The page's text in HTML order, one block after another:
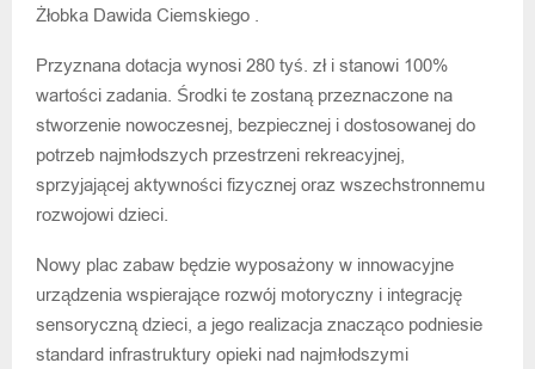
Żłobka Dawida Ciemskiego .
Przyznana dotacja wynosi 280 tyś. zł i stanowi 100%
wartości zadania. Środki te zostaną przeznaczone na
stworzenie nowoczesnej, bezpiecznej i dostosowanej do
potrzeb najmłodszych przestrzeni rekreacyjnej,
sprzyjającej aktywności fizycznej oraz wszechstronnemu
rozwojowi dzieci.
Nowy plac zabaw będzie wyposażony w innowacyjne
urządzenia wspierające rozwój motoryczny i integrację
sensoryczną dzieci, a jego realizacja znacząco podniesie
standard infrastruktury opieki nad najmłodszymi